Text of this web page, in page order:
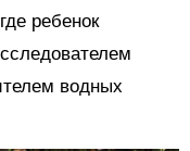
ребенок
водных